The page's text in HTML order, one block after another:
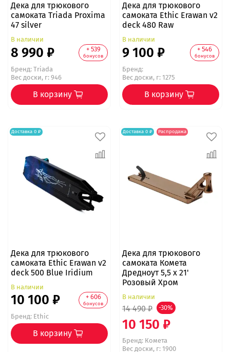
Дека для трюкового
самоката Triada Proxima
47 silver
В наличии
8 990 ₽ + 539
бонусов
Бренд:Triada
Вес доски, г: 946
В корзину
Дека для трюкового
самоката Ethic Erawan v2
deck 480 Raw
В наличии
9 100 ₽ + 546
бонусов
Бренд:
Вес доски, г: 1275
В корзину
Доставка 0 ₽
Дека для трюкового
самоката Ethic Erawan v2
deck 500 Blue Iridium
В наличии
10 100 ₽ + 606
бонусов
Бренд:Ethic
В корзину
Доставка 0 ₽ Распродажа
Дека для трюкового
самоката Комета
Дредноут 5,5 x 21'
Розовый Хром
В наличии
14 490 ₽ -30%
10 150 ₽
Бренд:Комета
Вес доски, г: 1900